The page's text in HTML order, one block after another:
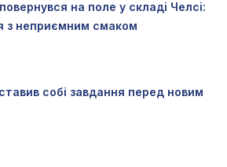
на поле у складі Челсі:
з неприємним смаком
собі завдання перед новим